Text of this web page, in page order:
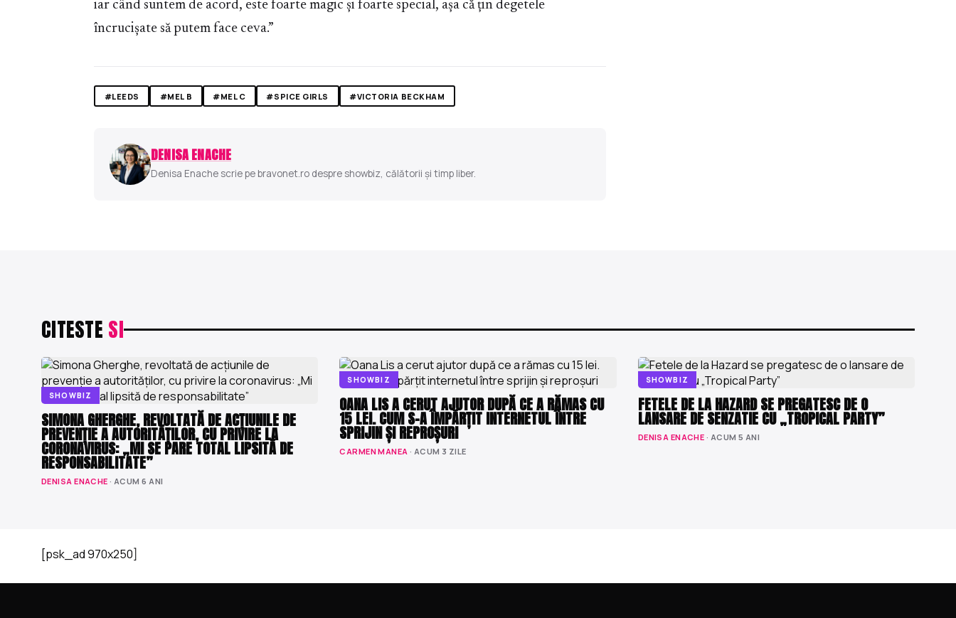
iar când suntem de acord, este foarte magic și foarte special, așa că țin degetele
încrucișate să putem face ceva.”
#LEEDS #MEL B #MEL C #SPICE GIRLS #VICTORIA BECKHAM
DENISA ENACHE
Denisa Enache scrie pe bravonet.ro despre showbiz, călătorii și timp liber.
CITESTE SI
SHOWBIZ
SIMONA GHERGHE, REVOLTATĂ DE ACȚIUNILE DE
PREVENȚIE A AUTORITĂȚILOR, CU PRIVIRE LA
CORONAVIRUS: „MI SE PARE TOTAL LIPSITĂ DE
RESPONSABILITATE”
DENISA ENACHE · ACUM 6 ANI
SHOWBIZ
OANA LIS A CERUT AJUTOR DUPĂ CE A RĂMAS CU
15 LEI. CUM S-A ÎMPĂRȚIT INTERNETUL ÎNTRE
SPRIJIN ȘI REPROȘURI
CARMEN MANEA · ACUM 3 ZILE
SHOWBIZ
FETELE DE LA HAZARD SE PREGATESC DE O
LANSARE DE SENZATIE CU „TROPICAL PARTY”
DENISA ENACHE · ACUM 5 ANI
[psk_ad 970x250]